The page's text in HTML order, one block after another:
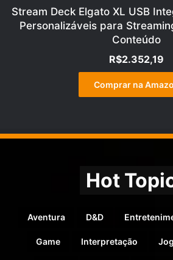
Stream Deck Elgato XL USB
Personalizáveis para
Conteúdo
R$2.352,19
Comprar na
Hot
Aventura D&D
Game Interpretação